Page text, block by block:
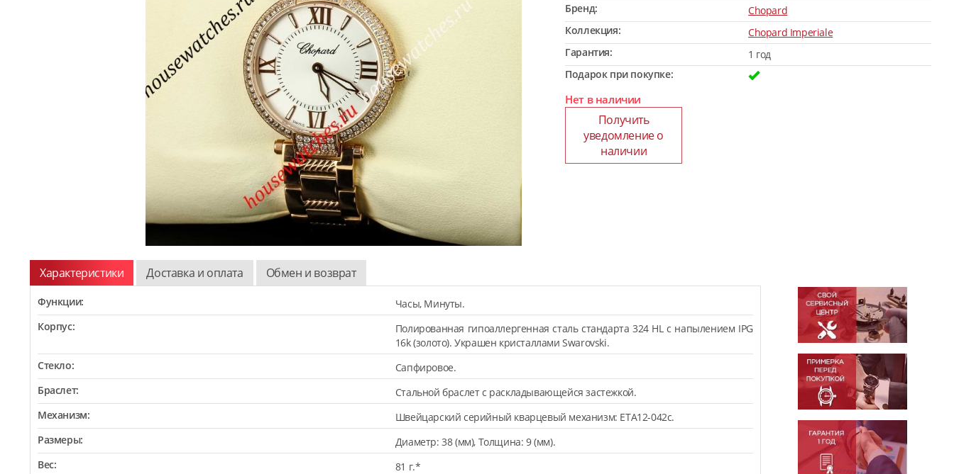
Бренд:
Chopard
Коллекция:
Chopard Imperiale
Гарантия:
1 год
Подарок при покупке:
Нет в наличии
Получить
уведомление о
наличии
Характеристики Доставка и оплата Обмен и возврат
Функции:
Часы, Минуты.
Корпус:
Полированная гипоаллергенная сталь стандарта 324 HL с напылением IPG
16k (золото). Украшен кристаллами Swarovski.
Стекло:
Сапфировое.
Браслет:
Стальной браслет с раскладывающейся застежкой.
Механизм:
Швейцарский серийный кварцевый механизм: ETA12-042c.
Размеры:
Диаметр: 38 (мм), Толщина: 9 (мм).
Вес:
81 г.*